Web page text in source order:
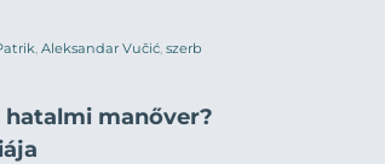
Aleksandar Vučić szerb
manőver?